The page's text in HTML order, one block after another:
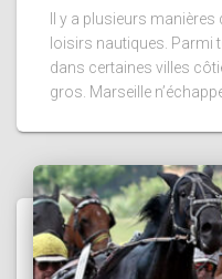
Il y a plusieurs
loisirs nautiques. Parmi
dans certaines villes
gros. Marseille